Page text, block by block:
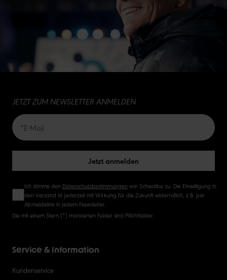
JETZT ZUM NEWSLETTER ANMELDEN
Jetzt anmelden
Ich stimme den Datenschutzbestimmungen von Schwalbe zu. Die Einwilligung in
den Versand ist jederzeit mit Wirkung für die Zukunft widerruflich, z.B. per
Abmeldelink in jedem Newsletter.
Die mit einem Stern (*) markierten Felder sind Pflichtfelder.
Service & Information
Kundenservice